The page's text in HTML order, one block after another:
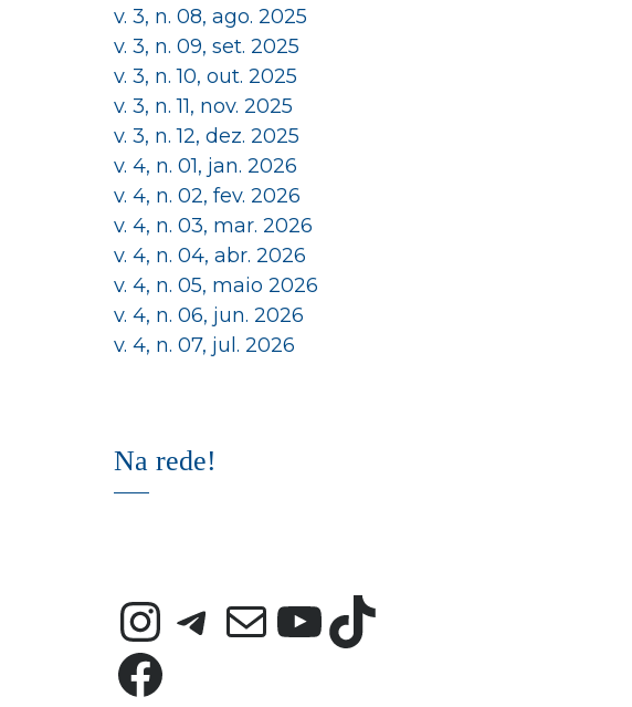
v. 3, n. 08, ago. 2025
v. 3, n. 09, set. 2025
v. 3, n. 10, out. 2025
v. 3, n. 11, nov. 2025
v. 3, n. 12, dez. 2025
v. 4, n. 01, jan. 2026
v. 4, n. 02, fev. 2026
v. 4, n. 03, mar. 2026
v. 4, n. 04, abr. 2026
v. 4, n. 05, maio 2026
v. 4, n. 06, jun. 2026
v. 4, n. 07, jul. 2026
Na rede!
Instagram
Telegram
E-mail
Youtube
TikTok
Facebook